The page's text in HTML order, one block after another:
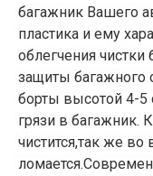
багажник Вашего
пластика и ему
облегчения
защиты багажного
борты высотой 4-5
грязи в багажник.
чистится,так же